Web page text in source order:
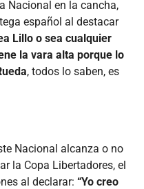
Nacional en la cancha,
español al destacar
Lillo o sea cualquier
la vara alta porque lo
, todos lo saben, es
Nacional alcanza o no
la Copa Libertadores, el
al declarar: “Yo creo